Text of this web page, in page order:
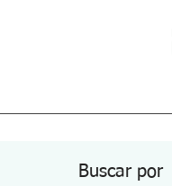
Buscar por